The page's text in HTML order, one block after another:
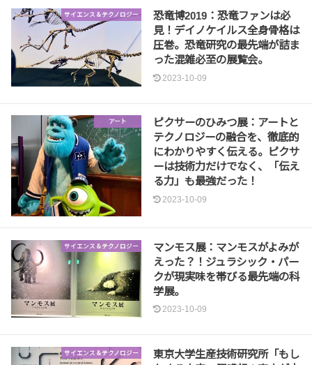
サイエンス＆テクノロジー
恐竜博2019：恐竜ファンは必
見！デイノケイルス全身骨格は
圧巻。恐竜研究の最先端が詰ま
った混雑必至の展覧会。
2023-10-09
アート
ピクサーのひみつ展：アートと
テクノロジーの融合を、徹底的
にわかりやすく伝える。ピクサ
ーは技術力だけでなく、「伝え
る力」も最強だった！
2023-10-09
サイエンス＆テクノロジー
マンモス展：マンモスがよみが
えった？！ジュラシック・パー
クが現実味を帯びる最先端の科
学展。
2023-10-09
サイエンス＆テクノロジー
東京大学生産技術研究所「もし